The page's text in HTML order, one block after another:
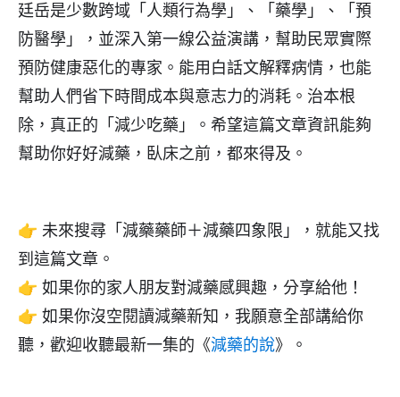
廷岳是少數跨域「人類行為學」、「藥學」、「預
防醫學」，並深入第一線公益演講，幫助民眾實際
預防健康惡化的專家。能用白話文解釋病情，也能
幫助人們省下時間成本與意志力的消耗。治本根
除，真正的「減少吃藥」。希望這篇文章資訊能夠
幫助你好好減藥，臥床之前，都來得及。
👉 未來搜尋「減藥藥師＋減藥四象限」，就能又找
到這篇文章。
👉 如果你的家人朋友對減藥感興趣，分享給他！
👉 如果你沒空閱讀減藥新知，我願意全部講給你
聽，歡迎收聽最新一集的《減藥的說》。